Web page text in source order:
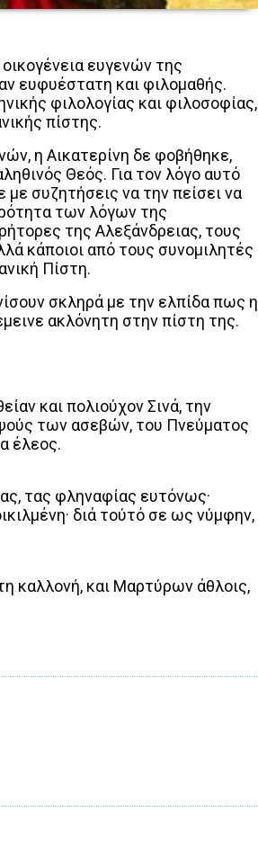
ευγενών της
ευφυέστατη και φιλομαθής.
φιλολογίας και φιλοσοφίας,
πίστης.
η Αικατερίνη δε φοβήθηκε,
Θεός. Για τον λόγο αυτό
συζητήσεις να την πείσει να
των λόγων της
της Αλεξάνδρειας, τους
κάποιοι από τους συνομιλητές
Πίστη.
σκληρά με την ελπίδα πως η
ακλόνητη στην πίστη της.
και πολιούχον Σινά, την
των ασεβών, του Πνεύματος
έλεος.
τας φληναφίας ευτόνως·
διά τούτό σε ως νύμφην,
καλλονή, και Μαρτύρων άθλοις,